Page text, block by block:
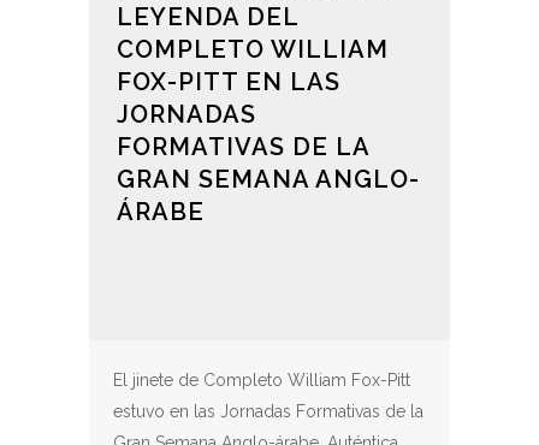
LEYENDA DEL
COMPLETO WILLIAM
FOX-PITT EN LAS
JORNADAS
FORMATIVAS DE LA
GRAN SEMANA ANGLO-
ÁRABE
El jinete de Completo William Fox-Pitt
estuvo en las Jornadas Formativas de la